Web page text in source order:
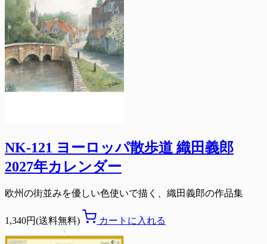
NK-121 ヨーロッパ散歩道 織田義郎
2027年カレンダー
欧州の街並みを優しい色使いで描く、織田義郎の作品集
1,340円(送料無料) カートに入れる